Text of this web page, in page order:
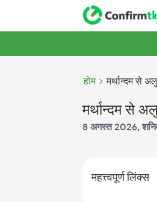
होम मर्थान्दम से
मर्थान्दम से
8 अगस्त 2026,
महत्त्वपूर्ण लिंक्स